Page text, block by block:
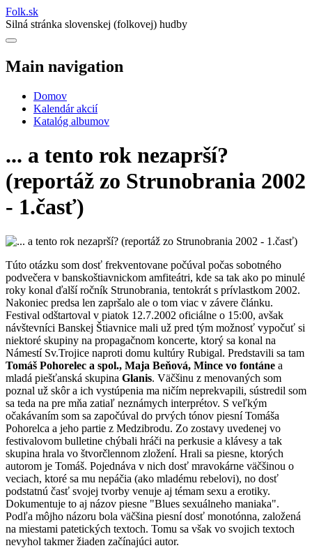
Folk.sk
Silná stránka slovenskej (folkovej) hudby
Main navigation
Domov
Kalendár akcií
Katalóg albumov
... a tento rok nezaprší?
(reportáž zo Strunobrania 2002
- 1.časť)
Túto otázku som dosť frekventovane počúval počas sobotného
podvečera v banskoštiavnickom amfiteátri, kde sa tak ako po minulé
roky konal ďalší ročník Strunobrania, tentokrát s prívlastkom 2002.
Nakoniec predsa len zapršalo ale o tom viac v závere článku.
Festival odštartoval v piatok 12.7.2002 oficiálne o 15:00, avšak
návštevníci Banskej Štiavnice mali už pred tým možnosť vypočuť si
niektoré skupiny na propagačnom koncerte, ktorý sa konal na
Námestí Sv.Trojice naproti domu kultúry Rubigal. Predstavili sa tam
Tomáš Pohorelec a spol., Maja Beňová, Mince vo fontáne a
mladá piešťanská skupina Glanis. Väčšinu z menovaných som
poznal už skôr a ich vystúpenia ma ničím neprekvapili, sústredil som
sa teda na pre mňa zatiaľ neznámych interprétov. S veľkým
očakávaním som sa započúval do prvých tónov piesní Tomáša
Pohorelca a jeho partie z Medzibrodu. Zo zostavy uvedenej vo
festivalovom bulletine chýbali hráči na perkusie a klávesy a tak
skupina hrala vo štvorčlennom zložení. Hrali sa piesne, ktorých
autorom je Tomáš. Pojednáva v nich dosť mravokárne väčšinou o
veciach, ktoré sa mu nepáčia (ako mladému rebelovi), no dosť
podstatnú časť svojej tvorby venuje aj témam sexu a erotiky.
Dokumentuje to aj názov piesne "Blues sexuálneho maniaka".
Podľa môjho názoru bola väčšina piesní dosť monotónna, založená
na miestami patetických textoch. Tomu sa však vo svojich textoch
nevyhol takmer žiaden začínajúci autor.